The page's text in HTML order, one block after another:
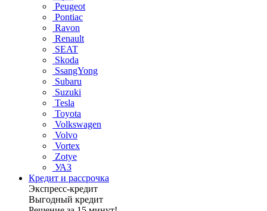
Peugeot
Pontiac
Ravon
Renault
SEAT
Skoda
SsangYong
Subaru
Suzuki
Tesla
Toyota
Volkswagen
Volvo
Vortex
Zotye
УАЗ
Кредит и рассрочка
Экспресс-кредит
Выгодный кредит